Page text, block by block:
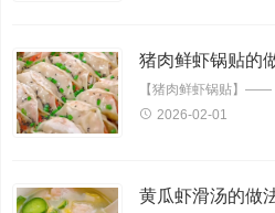
2026-02-01